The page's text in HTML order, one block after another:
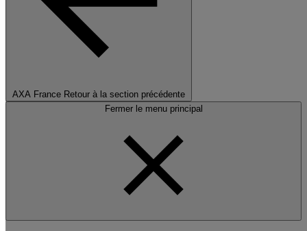
AXA France Retour à la section précédente
Fermer le menu principal